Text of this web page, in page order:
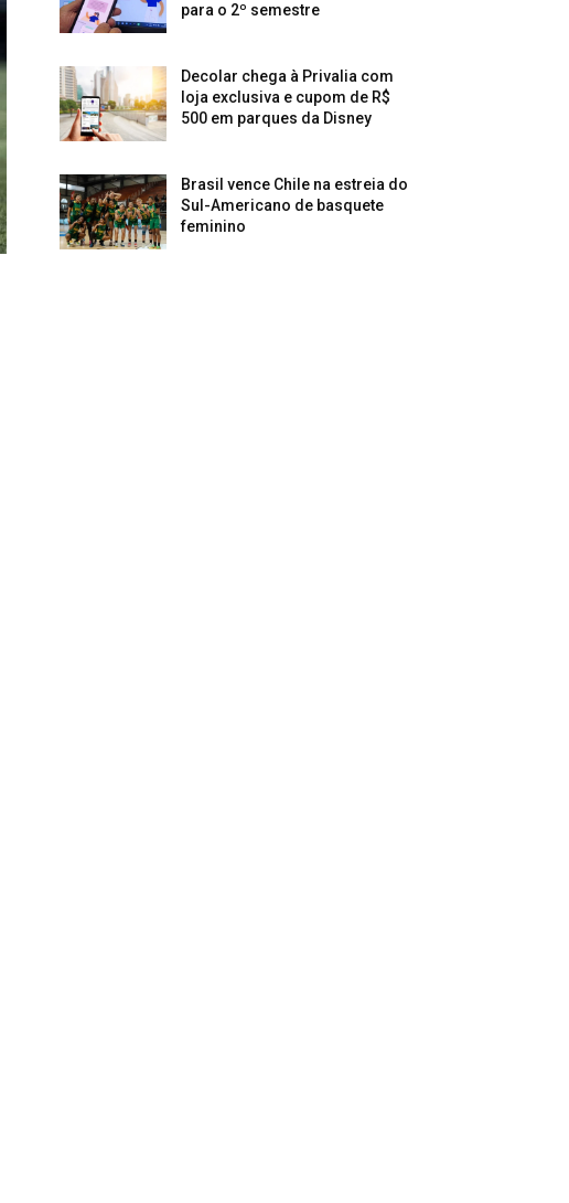
para o 2º semestre
Decolar chega à Privalia com
loja exclusiva e cupom de R$
500 em parques da Disney
Brasil vence Chile na estreia do
Sul-Americano de basquete
feminino